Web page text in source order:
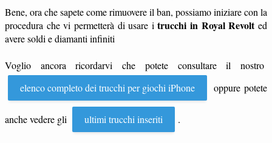
Bene, ora che sapete come rimuovere il ban, possiamo iniziare con la
procedura che vi permetterà di usare itrucchi in Royal Revolted
avere soldi e diamanti infiniti
Voglio ancora ricordarvi che potete consultare il nostro
elenco completo dei trucchi per giochi iPhone
oppure potete
anche vedere gli ultimi trucchi inseriti .